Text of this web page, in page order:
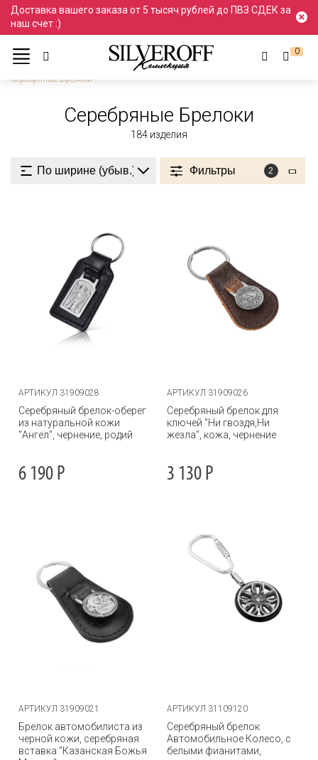
Доставка вашего заказа от 5 тысяч рублей до ПВЗ СДЕК за
наш счет :)
0
Ювелирные украшения
Подарки и сувениры
Серебряные Брелоки
Серебряные Брелоки
184 изделия
Фильтры 2
АРТИКУЛ 31909028
Серебряный брелок-оберег
из натуральной кожи
"Ангел", чернение, родий
6 190 Р
АРТИКУЛ 31909026
Серебряный брелок для
ключей "Ни гвоздя,Ни
жезла", кожа, чернение
3 130 Р
АРТИКУЛ 31909021
Брелок автомобилиста из
черной кожи, серебряная
вставка "Казанская Божья
АРТИКУЛ 31109120
Серебряный брелок
Автомобильное Колесо, с
белыми фианитами,